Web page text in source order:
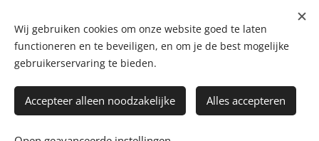
De Vastgoedkoper
Bergstraat 109 A, 2220 Heist-op-den-Berg
+32 499 102 124
Privacyverklaring
Facebook-Instagram- WhatsApp
Wij gebruiken cookies om onze website goed te laten
functioneren en te beveiligen, en om je de best mogelijke
gebruikerservaring te bieden.
Accepteer alleen noodzakelijke Alles accepteren